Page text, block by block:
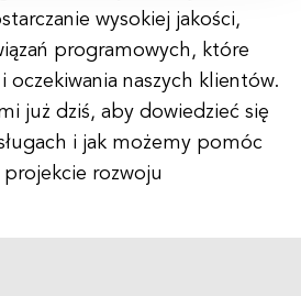
wysokiej jakości,
programowych, które
oczekiwania naszych klientów.
już dziś, aby dowiedzieć się
i jak możemy pomóc
rozwoju